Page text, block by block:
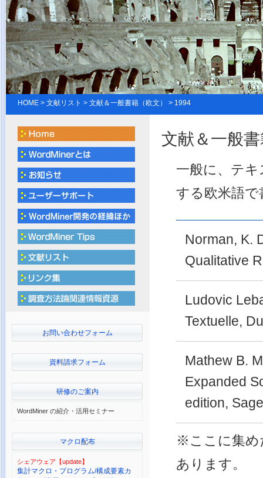
HOME > 文献リスト > 文献＆一般書籍（欧文） > 1994
お問い合わせフォーム
資料請求フォーム
研修のご案内
WordMiner の紹介・活用セミナー
マクロ配布
シェアウェア【update】
集計マクロ・プログラム/構成要素カ
文献＆一般
一般に、テ
する欧米語
Norman, K.
Qualitative
Ludovic
Textuelle,
Mathew B.
Expanded
edition,
※ここに集め
あります。